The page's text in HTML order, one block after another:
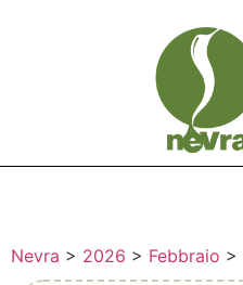
Nevra > 2026 > Febbraio >